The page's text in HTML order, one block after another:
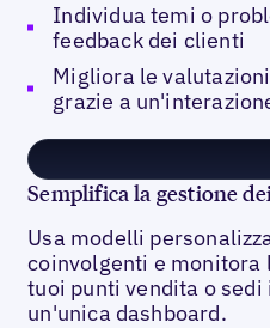
Individua temi o
feedback dei clienti
Migliora le
grazie a
Semplifica la gestione
Usa modelli
coinvolgenti e
tuoi punti vendita o
un'unica dashboard.